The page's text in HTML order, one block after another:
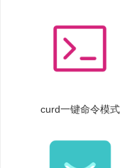
curd一键命令模式